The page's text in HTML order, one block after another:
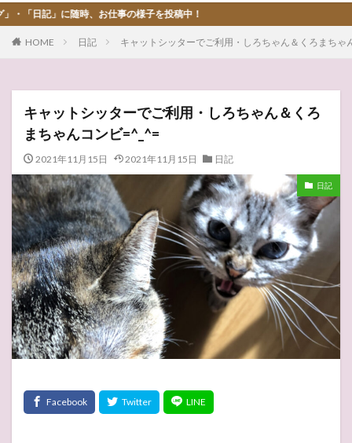
の様子を投稿中！
HOME 日記 キャットシッターでご利用・しろちゃん＆くろまちゃ
キャットシッターでご利用・しろちゃん＆くろ
まちゃんコンビ=^_^=
2021年11月15日 2021年11月15日 日記
日記